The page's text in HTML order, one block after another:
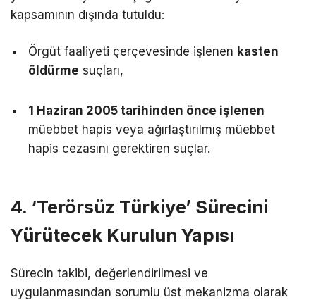
kapsamının dışında tutuldu:
Örgüt faaliyeti çerçevesinde işlenen kasten
öldürme suçları,
1 Haziran 2005 tarihinden önce işlenen
müebbet hapis veya ağırlaştırılmış müebbet
hapis cezasını gerektiren suçlar.
4. ‘Terörsüz Türkiye’ Sürecini
Yürütecek Kurulun Yapısı
Sürecin takibi, değerlendirilmesi ve
uygulanmasından sorumlu üst mekanizma olarak